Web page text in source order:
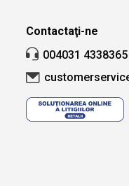
Contactaţi-ne
004031 4338365